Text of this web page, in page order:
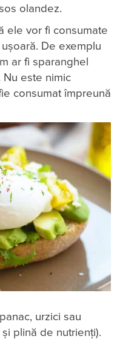
olandez.
ele vor fi consumate
De exemplu
ar fi sparanghel
Nu este nimic
consumat împreună
urzici sau
plină de nutrienți).